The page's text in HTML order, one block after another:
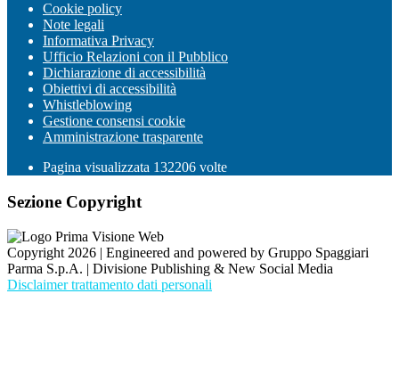
Cookie policy
Note legali
Informativa Privacy
Ufficio Relazioni con il Pubblico
Dichiarazione di accessibilità
Obiettivi di accessibilità
Whistleblowing
Gestione consensi cookie
Amministrazione trasparente
Pagina visualizzata 132206 volte
Sezione Copyright
Copyright 2026 | Engineered and powered by Gruppo Spaggiari
Parma S.p.A. | Divisione Publishing & New Social Media
Disclaimer trattamento dati personali